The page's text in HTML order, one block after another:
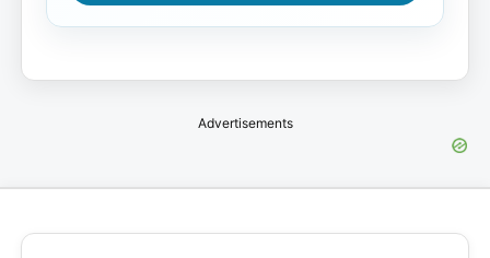
Advertisements